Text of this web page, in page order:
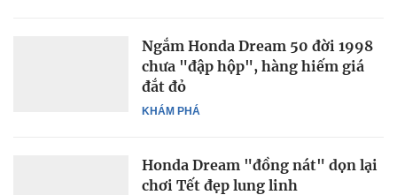
KHÁM PHÁ
Ngắm Honda Dream 50 đời 1998
chưa "đập hộp", hàng hiếm giá
đắt đỏ
Honda Dream "đồng nát" dọn lại
chơi Tết đẹp lung linh